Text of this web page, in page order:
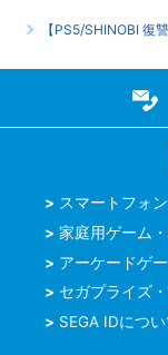
【PS5/SHINOBI 復
スマートフォ
家庭用ゲーム
アーケードゲ
セガプライズ
SEGA IDにつ